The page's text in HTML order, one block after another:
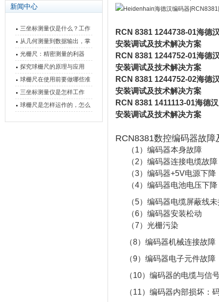
新闻中心
三坐标测量仪是什么？工作
原理、分类与核心功能一次
讲清
从几何测量到数据输出，掌
握万濠影像测量仪的六大核
心能力
光栅尺：精密测量的利器
探究球栅尺的原理与应用
球栅尺在使用前要做哪些准
备工作？
三坐标测量仪是怎样工作
的，功能有什么优势？
球栅尺是怎样运作的，怎么
RCN 8381 1244738-01海德
安装调试及技术解决方案
RCN 8381 1244752-01海德
安装调试及技术解决方案
RCN 8381 1244752-02海德
安装调试及技术解决方案
RCN 8381 1411113-01海德汉
安装调试及技术解决方案
RCN8381数控编码器故障
（1）编码器本身故障
（2）编码器连接电缆故障
（3）编码器+5V电源下降
（4）编码器电池电压下降
（5）编码器电缆屏蔽线未
（6）编码器安装松动
（7）光栅污染
（8）编码器机械连接故障
（9）编码器电子元件故障
（10）编码器的电缆与信
（11）编码器内部损坏：